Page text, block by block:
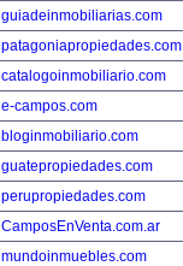
guiadeinmobiliarias.com
patagoniapropiedades.com
catalogoinmobiliario.com
e-campos.com
bloginmobiliario.com
guatepropiedades.com
perupropiedades.com
CamposEnVenta.com.ar
mundoinmuebles.com